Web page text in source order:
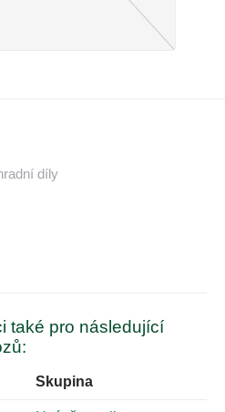
díly
také pro následující
Skupina